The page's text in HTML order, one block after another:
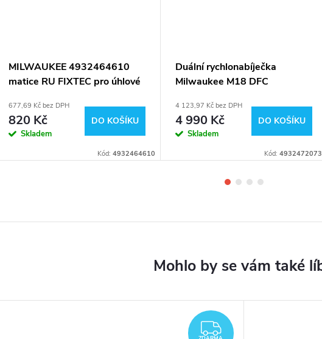
MILWAUKEE 4932464610
matice RU FIXTEC pro úhlové
677,69 Kč bez DPH
820 Kč
Skladem
DO KOŠÍKU
Kód: 4932464610
Duální rychlonabíječka
Milwaukee M18 DFC
4 123,97 Kč bez DPH
4 990 Kč
Skladem
DO KOŠÍKU
Kód: 4932472073
ZDARMA